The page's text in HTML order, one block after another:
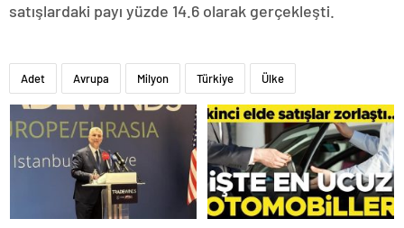
satışlardaki payı yüzde 14.6 olarak gerçekleşti.
Adet Avrupa Milyon Türkiye Ülke